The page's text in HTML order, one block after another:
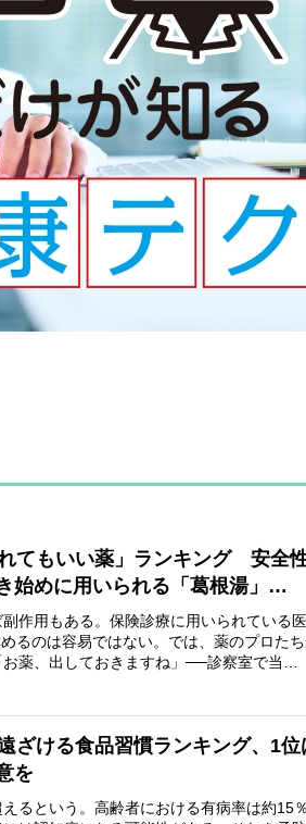
てもいい薬」ランキング 安全
始めに用いられる「葛根湯」…
作用もある。保険診療に用いられている
るのは容易ではない。では、薬のプロた
薬、出しておきますね」──診察室で当…
ざける食品習慣ランキング、1位
を
るという。高齢者における有病率は約15